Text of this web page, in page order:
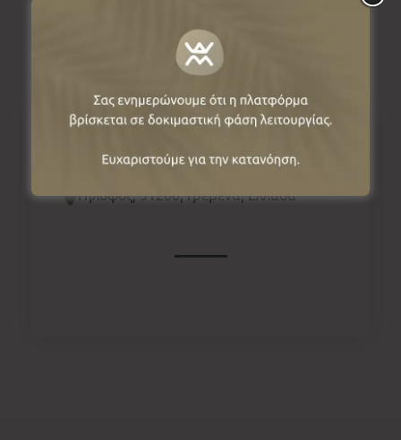
Πληροφορίες
Γήλοφος, 51200, Γρεβενά, Ελλάδα